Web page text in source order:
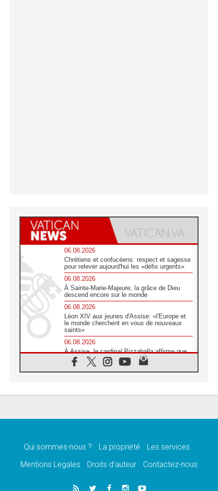
06.08.2026
Chrétiens et confucéens: respect et sagesse
pour relever aujourd'hui les «défis urgents»
06.08.2026
À Sainte-Marie-Majeure, la grâce de Dieu
descend encore sur le monde
06.08.2026
Léon XIV aux jeunes d'Assise: «l'Europe et
le monde cherchent en vous de nouveaux
saints»
06.08.2026
À Assise, le cardinal Pizzaballa affirme que
«les chrétiens veulent la paix»
06.08.2026
message de paix et de dignité humaine»
«La visite du Pape en Uruguay renforcera
l'espérance» affirme Mgr Tróccoli
05.08.2026
Qui sommes-nous ? La propriété
Les services
Mentions Legales
Droits d’auteur Contactez-nous